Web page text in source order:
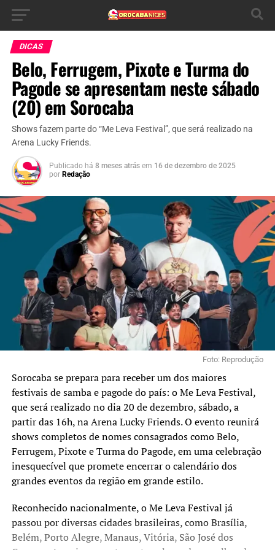
DICAS
Belo, Ferrugem, Pixote e Turma do
Pagode se apresentam neste sábado
(20) em Sorocaba
Shows fazem parte do “Me Leva Festival”, que será realizado na
Arena Lucky Friends.
Publicado há 8 meses atrás em 16 de dezembro de 2025
por Redação
Foto: Reprodução
Sorocaba se prepara para receber um dos maiores
festivais de samba e pagode do país: o Me Leva Festival,
que será realizado no dia 20 de dezembro, sábado, a
partir das 16h, na Arena Lucky Friends. O evento reunirá
shows completos de nomes consagrados como Belo,
Ferrugem, Pixote e Turma do Pagode, em uma celebração
inesquecível que promete encerrar o calendário dos
grandes eventos da região em grande estilo.
Reconhecido nacionalmente, o Me Leva Festival já
passou por diversas cidades brasileiras, como Brasília,
Belém, Porto Alegre, Manaus, Vitória, São José dos